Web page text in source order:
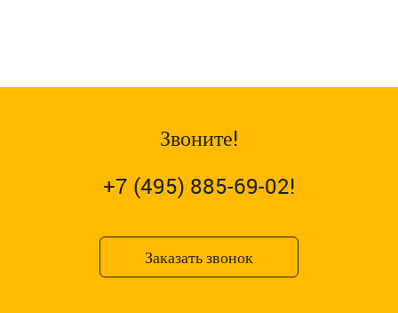
Звоните!
+7 (495) 885-69-02!
Заказать звонок